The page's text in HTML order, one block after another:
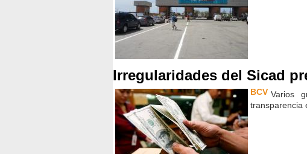
Irregularidades del Sicad
BCV Varios
transparencia